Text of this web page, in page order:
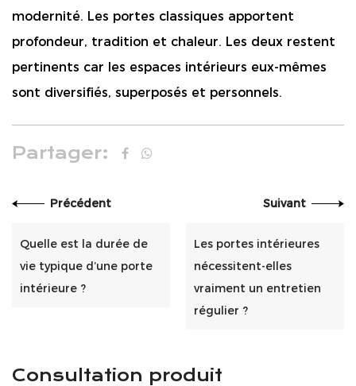
modernité. Les portes classiques apportent
profondeur, tradition et chaleur. Les deux restent
pertinents car les espaces intérieurs eux-mêmes
sont diversifiés, superposés et personnels.
Partager:
Précédent
Quelle est la durée de
vie typique d’une porte
intérieure ?
Suivant
Les portes intérieures
nécessitent-elles
vraiment un entretien
régulier ?
Consultation produit